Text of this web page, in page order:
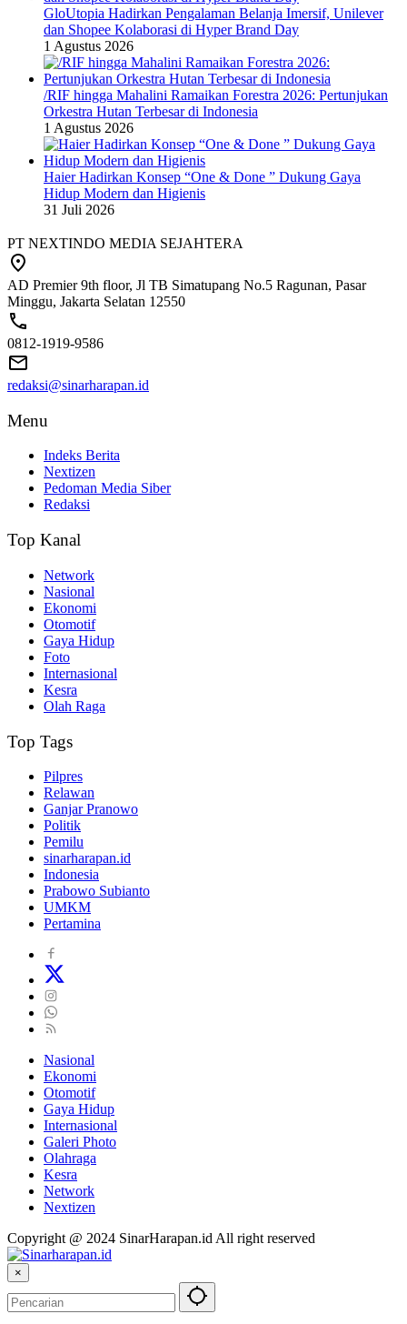
GloUtopia Hadirkan Pengalaman Belanja Imersif, Unilever
dan Shopee Kolaborasi di Hyper Brand Day
1 Agustus 2026
/RIF hingga Mahalini Ramaikan Forestra 2026: Pertunjukan
Orkestra Hutan Terbesar di Indonesia
1 Agustus 2026
Haier Hadirkan Konsep “One & Done ” Dukung Gaya
Hidup Modern dan Higienis
31 Juli 2026
PT NEXTINDO MEDIA SEJAHTERA
AD Premier 9th floor, Jl TB Simatupang No.5 Ragunan, Pasar
Minggu, Jakarta Selatan 12550
0812-1919-9586
redaksi@sinarharapan.id
Menu
Indeks Berita
Nextizen
Pedoman Media Siber
Redaksi
Top Kanal
Network
Nasional
Ekonomi
Otomotif
Gaya Hidup
Foto
Internasional
Kesra
Olah Raga
Top Tags
Pilpres
Relawan
Ganjar Pranowo
Politik
Pemilu
sinarharapan.id
Indonesia
Prabowo Subianto
UMKM
Pertamina
Nasional
Ekonomi
Otomotif
Gaya Hidup
Internasional
Galeri Photo
Olahraga
Kesra
Network
Nextizen
Copyright @ 2024 SinarHarapan.id All right reserved
×